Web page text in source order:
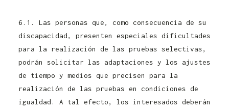
6.1. Las personas que, como consecuencia de su
discapacidad, presenten especiales dificultades
para la realización de las pruebas selectivas,
podrán solicitar las adaptaciones y los ajustes
de tiempo y medios que precisen para la
realización de las pruebas en condiciones de
igualdad. A tal efecto, los interesados deberán